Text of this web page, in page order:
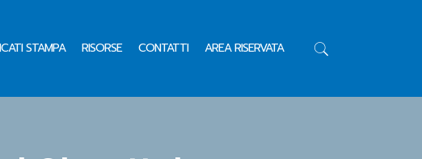
STAMPA RISORSE CONTATTI AREA RISERVATA